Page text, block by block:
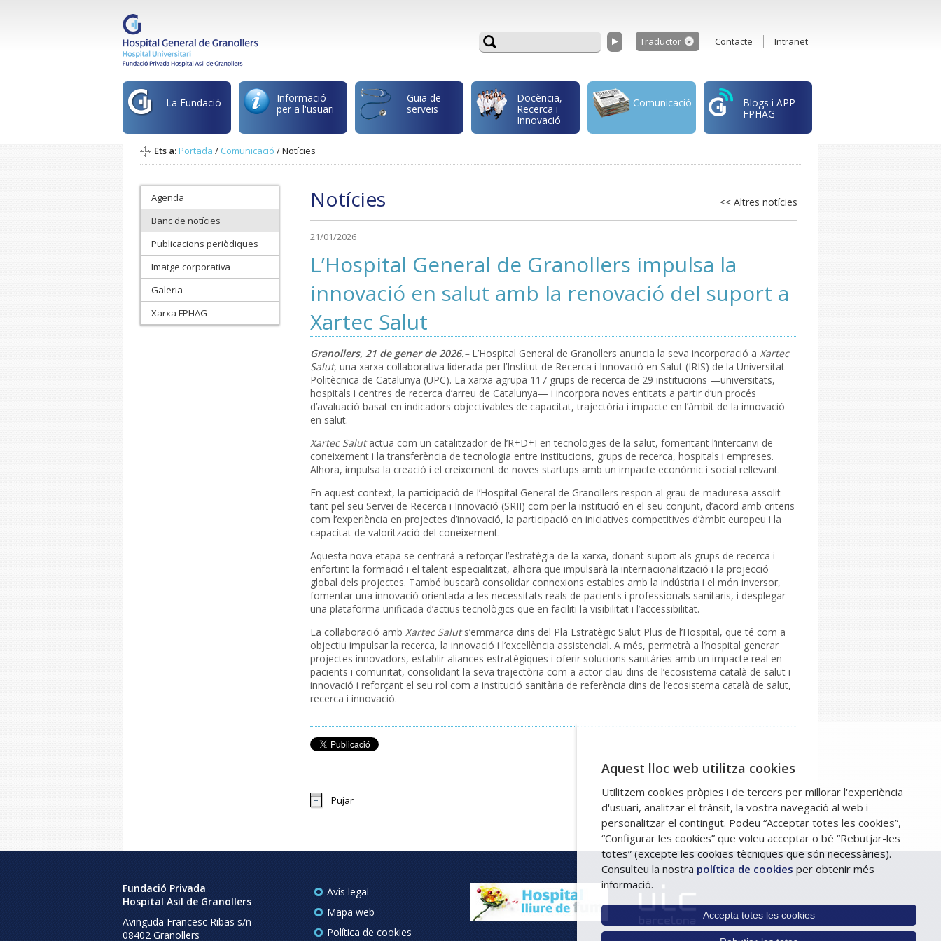
Traductor Contacte Intranet
La Fundació
Informació
per a l'usuari
Guia de
serveis
Docència,
Recerca i
Innovació
Comunicació
Blogs i APP
FPHAG
Ets a:Portada / Comunicació /Notícies
Agenda
Banc de notícies
Publicacions periòdiques
Imatge corporativa
Galeria
Xarxa FPHAG
Notícies << Altres notícies
21/01/2026
L’Hospital General de Granollers impulsa la
innovació en salut amb la renovació del suport a
Xartec Salut
Granollers, 21 de gener de 2026.–L’Hospital General de Granollers anuncia la seva incorporació a Xartec
Salut, una xarxa col·laborativa liderada per l’Institut de Recerca i Innovació en Salut (IRIS) de la Universitat
Politècnica de Catalunya (UPC). La xarxa agrupa 117 grups de recerca de 29 institucions —universitats,
hospitals i centres de recerca d’arreu de Catalunya— i incorpora noves entitats a partir d’un procés
d’avaluació basat en indicadors objectivables de capacitat, trajectòria i impacte en l’àmbit de la innovació
en salut.
Xartec Salutactua com un catalitzador de l’R+D+I en tecnologies de la salut, fomentant l’intercanvi de
coneixement i la transferència de tecnologia entre institucions, grups de recerca, hospitals i empreses.
Alhora, impulsa la creació i el creixement de noves startups amb un impacte econòmic i social rellevant.
En aquest context, la participació de l’Hospital General de Granollers respon al grau de maduresa assolit
tant pel seu Servei de Recerca i Innovació (SRII) com per la institució en el seu conjunt, d’acord amb criteris
com l’experiència en projectes d’innovació, la participació en iniciatives competitives d’àmbit europeu i la
capacitat de valorització del coneixement.
Aquesta nova etapa se centrarà a reforçar l’estratègia de la xarxa, donant suport als grups de recerca i
enfortint la formació i el talent especialitzat, alhora que impulsarà la internacionalització i la projecció
global dels projectes. També buscarà consolidar connexions estables amb la indústria i el món inversor,
fomentar una innovació orientada a les necessitats reals de pacients i professionals sanitaris, i desplegar
una plataforma unificada d’actius tecnològics que en faciliti la visibilitat i l’accessibilitat.
La col·laboració amb Xartec Saluts’emmarca dins del Pla Estratègic Salut Plus de l’Hospital, que té com a
objectiu impulsar la recerca, la innovació i l’excel·lència assistencial. A més, permetrà a l’hospital generar
projectes innovadors, establir aliances estratègiques i oferir solucions sanitàries amb un impacte real en
pacients i comunitat, consolidant la seva trajectòria com a actor clau dins de l’ecosistema català de salut i
innovació i reforçant el seu rol com a institució sanitària de referència dins de l’ecosistema català de salut,
recerca i innovació.
Pujar
Fundació Privada
Hospital Asil de Granollers
Avinguda Francesc Ribas s/n
08402 Granollers
Avís legal
Mapa web
Política de cookies
Aquest lloc web utilitza cookies
Utilitzem cookies pròpies i de tercers per millorar l'experiència
d'usuari, analitzar el trànsit, la vostra navegació al web i
personalitzar el contingut. Podeu “Acceptar totes les cookies”,
“Configurar les cookies” que voleu acceptar o bé “Rebutjar-les
totes” (excepte les cookies tècniques que són necessàries).
Consulteu la nostra política de cookies per obtenir més
informació.
Accepta totes les cookies